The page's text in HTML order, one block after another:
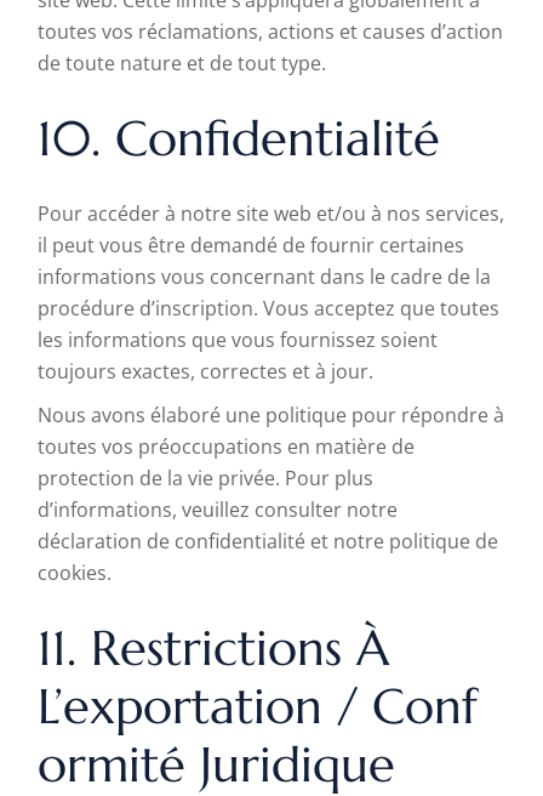
toutes vos réclamations, actions et causes d’action
de toute nature et de tout type.
10. Confidentialité
Pour accéder à notre site web et/ou à nos services,
il peut vous être demandé de fournir certaines
informations vous concernant dans le cadre de la
procédure d’inscription. Vous acceptez que toutes
les informations que vous fournissez soient
toujours exactes, correctes et à jour.
Nous avons élaboré une politique pour répondre à
toutes vos préoccupations en matière de
protection de la vie privée. Pour plus
d’informations, veuillez consulter notre
déclaration de confidentialité et notre politique de
cookies.
11. Restrictions À
L’exportation / Conf
Ormité Juridique